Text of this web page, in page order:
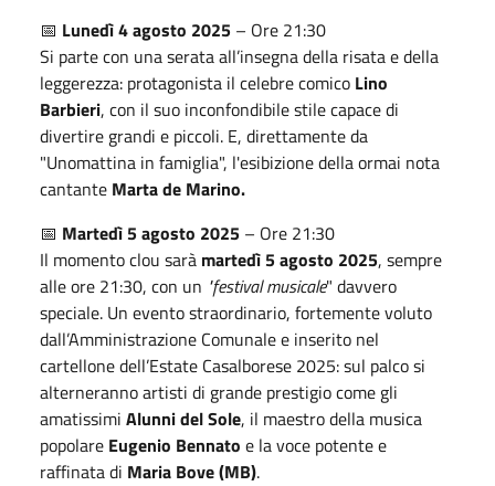
📅 Lunedì4 agosto 2025 – Ore 21:30
Si parte con una serata all’insegna della risata e della
leggerezza: protagonista il celebre comico Lino
Barbieri, con il suo inconfondibile stile capace di
divertire grandi e piccoli. E, direttamente da
"Unomattina in famiglia", l'esibizione della ormai nota
cantante Marta de Marino.
📅 Martedì 5 agosto 2025 – Ore 21:30
Il momento clou sarà martedì 5 agosto 2025, sempre
alle ore 21:30, con un "festival musicale" davvero
speciale. Un evento straordinario, fortemente voluto
dall’Amministrazione Comunale e inserito nel
cartellone dell’Estate Casalborese 2025: sul palco si
alterneranno artisti di grande prestigio come gli
amatissimi Alunni del Sole, il maestro della musica
popolare Eugenio Bennato e la voce potente e
raffinata di Maria Bove (MB).